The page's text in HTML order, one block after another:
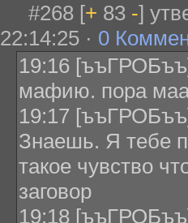
#268 [+ 83 -]
22:14:25 · 0
19:16
мафию. пора
19:17
Знаешь. Я тебе
такое чувство
заговор
19:18